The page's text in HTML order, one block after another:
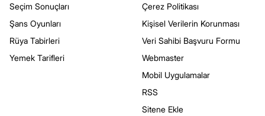
Seçim Sonuçları
Şans Oyunları
Rüya Tabirleri
Yemek Tarifleri
Çerez Politikası
Kişisel Verilerin Korunması
Veri Sahibi Başvuru Formu
Webmaster
Mobil Uygulamalar
RSS
Sitene Ekle